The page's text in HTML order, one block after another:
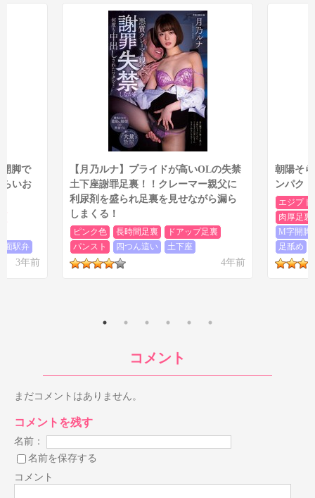
脚で
いお
面駅弁
3年前
【月乃ルナ】プライドが高いOLの失禁
土下座謝罪足裏！！クレーマー親父に
利尿剤を盛られ足裏を見せながら漏ら
しまくる！
ピンク色 長時間足裏
ドアップ足裏
パンスト
四つん這い 土下座
4年前
朝陽そ
ンパク
エジプト
肉厚足裏
M字開脚
足舐め
コメント
まだコメントはありません。
コメントを残す
名前：
名前を保存する
コメント